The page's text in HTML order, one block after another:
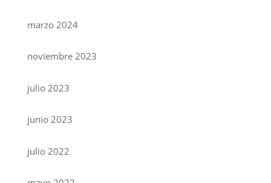
marzo 2024
noviembre 2023
julio 2023
junio 2023
julio 2022